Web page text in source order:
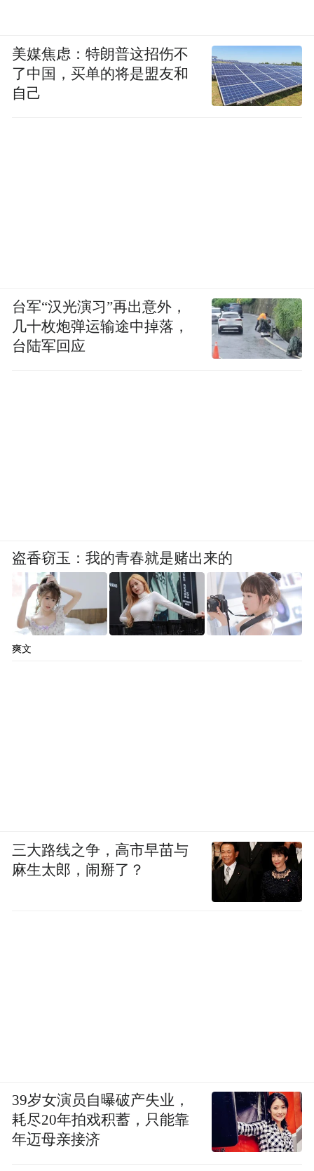
美媒焦虑：特朗普这招伤不
了中国，买单的将是盟友和
自己
台军“汉光演习”再出意外，
几十枚炮弹运输途中掉落，
台陆军回应
盗香窃玉：我的青春就是赌出来的
爽文
三大路线之争，高市早苗与
麻生太郎，闹掰了？
39岁女演员自曝破产失业，
耗尽20年拍戏积蓄，只能靠
年迈母亲接济